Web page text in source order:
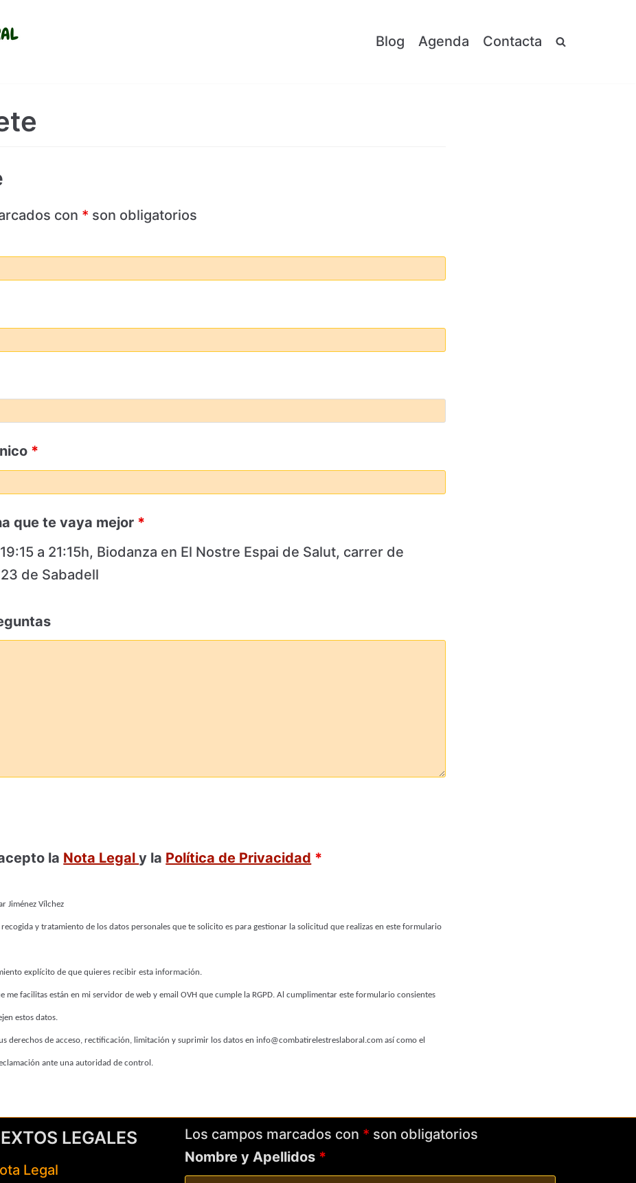
Blog Agenda Contacta
con * son obligatorios
*
que te vaya mejor *
a 21:15h, Biodanza en El Nostre Espai de Salut, carrer de
de Sabadell
la Nota Legaly la Política de Privacidad *
Jiménez Vílchez
recogida y tratamiento de los datos personales que te solicito es para gestionar la solicitud que realizas en este formulario
explícito de que quieres recibir esta información.
me facilitas están en mi servidor de web y email OVH que cumple la RGPD. Al cumplimentar este formulario consientes
estos datos.
derechos de acceso, rectificación, limitación y suprimir los datos en info@combatirelestreslaboral.com así como el
ante una autoridad de control.
LEGALES
Legal
Los campos marcados con * son obligatorios
Nombre y Apellidos *